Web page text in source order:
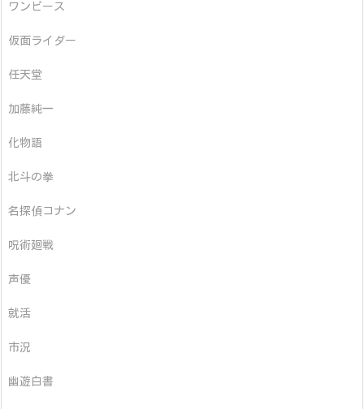
ワンピース
仮面ライダー
任天堂
加藤純一
化物語
北斗の拳
名探偵コナン
呪術廻戦
声優
就活
市況
幽遊白書